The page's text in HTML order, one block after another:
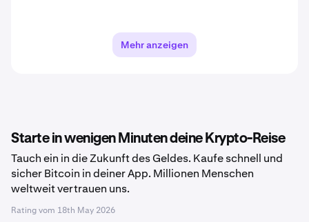
Mehr anzeigen
Starte in wenigen Minuten deine Krypto-Reise
Tauch ein in die Zukunft des Geldes. Kaufe schnell und
sicher Bitcoin in deiner App. Millionen Menschen
weltweit vertrauen uns.
Rating vom 18th May 2026